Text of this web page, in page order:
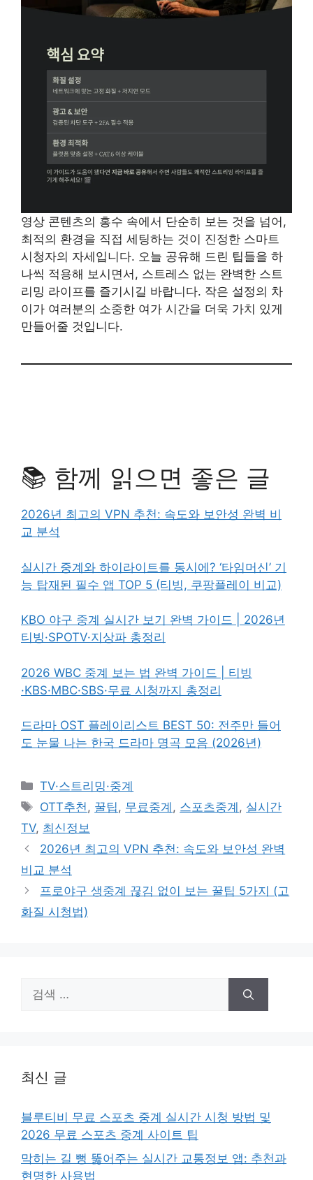
영상 콘텐츠의 홍수 속에서 단순히 보는 것을 넘어,
최적의 환경을 직접 세팅하는 것이 진정한 스마트
시청자의 자세입니다. 오늘 공유해 드린 팁들을 하
나씩 적용해 보시면서, 스트레스 없는 완벽한 스트
리밍 라이프를 즐기시길 바랍니다. 작은 설정의 차
이가 여러분의 소중한 여가 시간을 더욱 가치 있게
만들어줄 것입니다.
📚 함께 읽으면 좋은 글
2026년 최고의 VPN 추천: 속도와 보안성 완벽 비
교 분석
실시간 중계와 하이라이트를 동시에? ‘타임머신’ 기
능 탑재된 필수 앱 TOP 5 (티빙, 쿠팡플레이 비교)
KBO 야구 중계 실시간 보기 완벽 가이드 | 2026년
티빙·SPOTV·지상파 총정리
2026 WBC 중계 보는 법 완벽 가이드 | 티빙
·KBS·MBC·SBS·무료 시청까지 총정리
드라마 OST 플레이리스트 BEST 50: 전주만 들어
도 눈물 나는 한국 드라마 명곡 모음 (2026년)
카
테
리
TV·스트리밍·중계
태
그
OTT추천, 꿀팁, 무료중계 , 스포츠중계 , 실시간
TV, 최신정보
2026년 최고의 VPN 추천: 속도와 보안성 완벽
비교 분석
프로야구 생중계 끊김 없이 보는 꿀팁 5가지 (고
화질 시청법)
색:
최신 글
블루티비 무료 스포츠 중계 실시간 시청 방법 및
2026 무료 스포츠 중계 사이트 팁
막히는 길 뻥 뚫어주는 실시간 교통정보 앱: 추천과
현명한 사용법